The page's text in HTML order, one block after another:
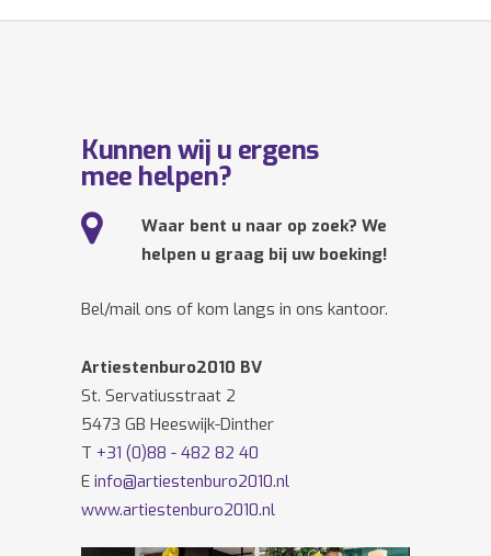
Kunnen wij u ergens
mee helpen?
Waar bent u naar op zoek? We
helpen u graag bij uw boeking!
Bel/mail ons of kom langs in ons kantoor.
Artiestenburo2010 BV
St. Servatiusstraat 2
5473 GB Heeswijk-Dinther
T +31 (0)88 - 482 82 40
E info@artiestenburo2010.nl
www.artiestenburo2010.nl